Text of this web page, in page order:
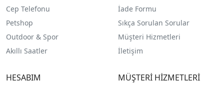
Cep Telefonu
Petshop
Outdoor & Spor
Akıllı Saatler
İade Formu
Sıkça Sorulan Sorular
Müşteri Hizmetleri
İletişim
HESABIM MÜŞTERİ HİZMETLERİ